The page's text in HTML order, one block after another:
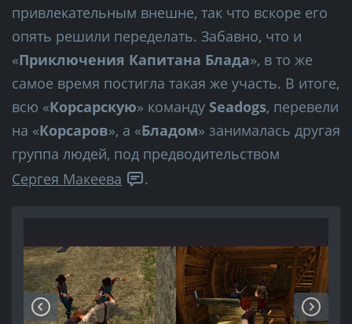
привлекательным внешне, так что вскоре его
опять решили переделать. Забавно, что и
«Приключения Капитана Блада», в то же
самое время постигла такая же участь. В итоге,
всю «Корсарскую» команду Seadogs, перевели
на «Корсаров», а «Бладом» занималась другая
группа людей, под предводительством
Сергея Макеева
.